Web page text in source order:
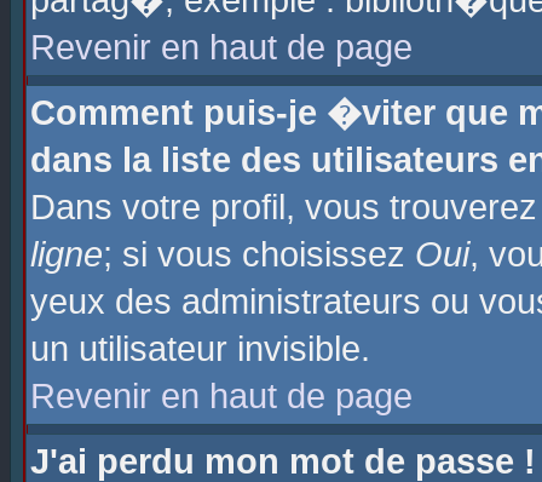
Revenir en haut de page
Comment puis-je �viter que
dans la liste des utilisateurs
Dans votre profil, vous
ligne; si vous choisissez Oui,
yeux des administrateurs ou
un utilisateur invisible.
Revenir en haut de page
J'ai perdu mon mot de passe !